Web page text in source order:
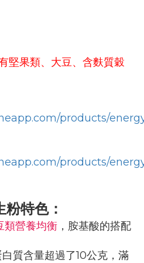
堅果類、大豆、含麩質穀
products/
products/
特色：
類營養均衡 ，胺基酸的搭配
質含量超過了10公克，滿